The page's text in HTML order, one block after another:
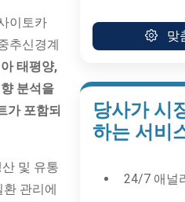
이토카
추신경계
태평양,
분석을
가 포함되
및 유통
관리에
맞
당사가 시
하는 서비
24/7 애널